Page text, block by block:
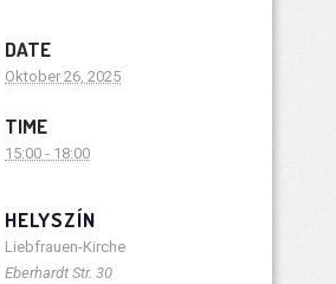
DATE
Oktober 26, 2025
TIME
15:00 - 18:00
HELYSZÍN
Liebfrauen-Kirche
Eberhardt Str. 30